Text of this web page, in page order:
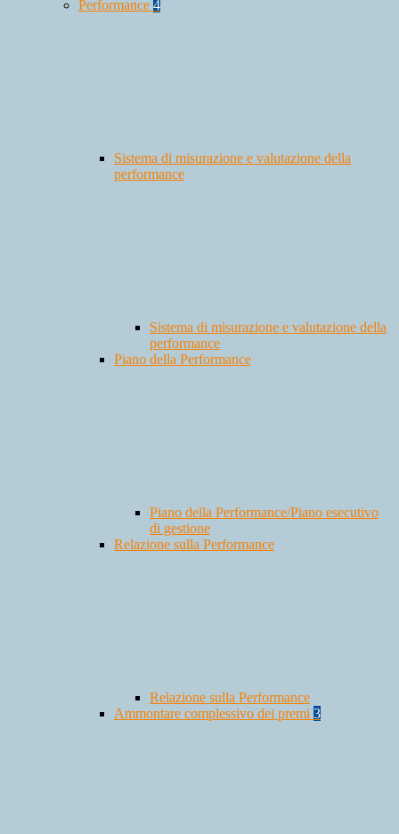
Performance 4
Sistema di misurazione e valutazione della
performance
Sistema di misurazione e valutazione della
performance
Piano della Performance
Piano della Performance/Piano esecutivo
di gestione
Relazione sulla Performance
Relazione sulla Performance
Ammontare complessivo dei premi 3